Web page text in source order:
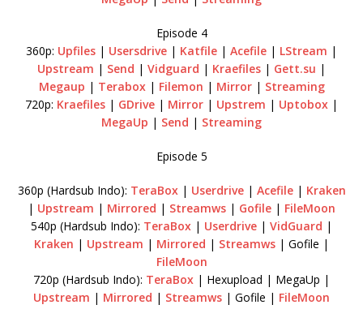
Episode 4
360p: Upfiles | Usersdrive | Katfile | Acefile | LStream |
Upstream | Send | Vidguard | Kraefiles | Gett.su |
Megaup | Terabox| Filemon | Mirror| Streaming
720p: Kraefiles | GDrive | Mirror | Upstrem | Uptobox |
MegaUp | Send | Streaming
Episode 5
360p (Hardsub Indo): TeraBox| Userdrive| Acefile | Kraken
| Upstream | Mirrored | Streamws | Gofile | FileMoon
540p (Hardsub Indo): TeraBox | Userdrive | VidGuard |
Kraken | Upstream | Mirrored | Streamws | Gofile |
FileMoon
720p (Hardsub Indo): TeraBox | Hexupload | MegaUp |
Upstream | Mirrored | Streamws | Gofile | FileMoon